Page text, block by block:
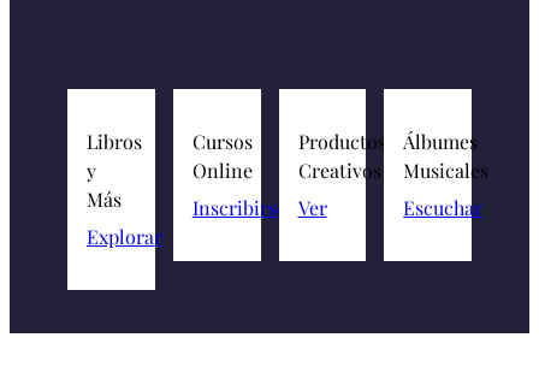
Libros
y
Más
Explorar
Cursos
Online
Inscribirse
Productos
Creativos
Ver
Álbumes
Musicales
Escuchar